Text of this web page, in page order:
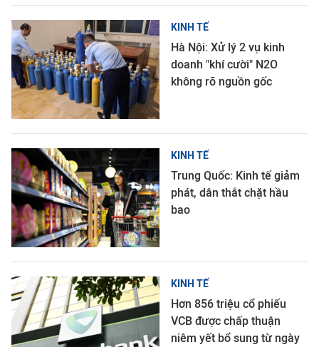
KINH TẾ
Hà Nội: Xử lý 2 vụ kinh
doanh "khí cười" N2O
không rõ nguồn gốc
KINH TẾ
Trung Quốc: Kinh tế giảm
phát, dân thắt chặt hầu
bao
KINH TẾ
Hơn 856 triệu cổ phiếu
VCB được chấp thuận
niêm yết bổ sung từ ngày